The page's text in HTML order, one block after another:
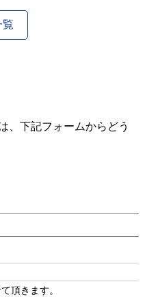
覧
、下記フォームからどう
頂きます。